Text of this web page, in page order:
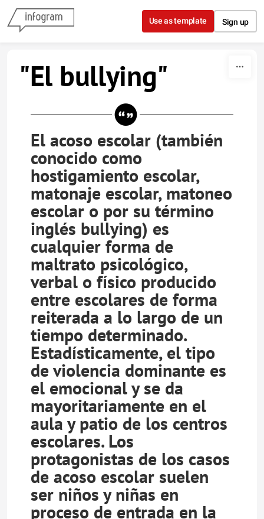
Skip to content
Use as template Sign up
"El bullying"
El acoso escolar (también
conocido como
hostigamiento escolar,
matonaje escolar, matoneo
escolar o por su término
inglés bullying) es
cualquier forma de
maltrato psicológico,
verbal o físico producido
entre escolares de forma
reiterada a lo largo de un
tiempo determinado.
Estadísticamente, el tipo
de violencia dominante es
el emocional y se da
mayoritariamente en el
aula y patio de los centros
escolares. Los
protagonistas de los casos
de acoso escolar suelen
ser niños y niñas en
proceso de entrada en la